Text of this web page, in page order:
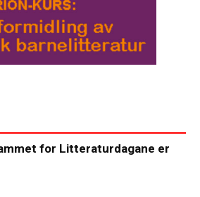
for Litteraturdagane er